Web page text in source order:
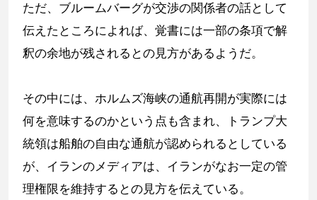
ただ、ブルームバーグが交渉の関係者の話として
伝えたところによれば、覚書には一部の条項で解
釈の余地が残されるとの見方があるようだ。
その中には、ホルムズ海峡の通航再開が実際には
何を意味するのかという点も含まれ、トランプ大
統領は船舶の自由な通航が認められるとしている
が、イランのメディアは、イランがなお一定の管
理権限を維持するとの見方を伝えている。